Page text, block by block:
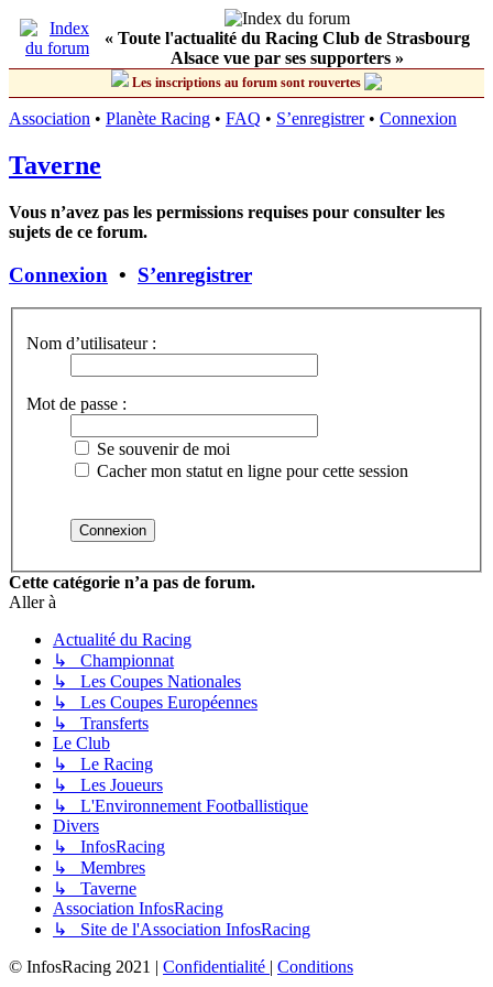
« Toute l'actualité du Racing Club de Strasbourg
Alsace vue par ses supporters »
Les inscriptions au forum sont rouvertes
Association • Planète Racing • FAQ • S’enregistrer• Connexion
Taverne
Vous n’avez pas les permissions requises pour consulter les
sujets de ce forum.
Connexion • S’enregistrer
Nom d’utilisateur :
Mot de passe :
Se souvenir de moi
Cacher mon statut en ligne pour cette session
Cette catégorie n’a pas de forum.
Aller à
Actualité du Racing
↳ Championnat
↳ Les Coupes Nationales
↳ Les Coupes Européennes
↳ Transferts
Le Club
↳ Le Racing
↳ Les Joueurs
↳ L'Environnement Footballistique
Divers
↳ InfosRacing
↳ Membres
↳ Taverne
Association InfosRacing
↳ Site de l'Association InfosRacing
© InfosRacing 2021 | Confidentialité | Conditions